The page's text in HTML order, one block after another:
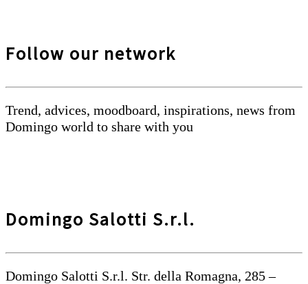
Follow our network
Trend, advices, moodboard, inspirations, news from
Domingo world to share with you
Domingo Salotti S.r.l.
Domingo Salotti S.r.l. Str. della Romagna, 285 –